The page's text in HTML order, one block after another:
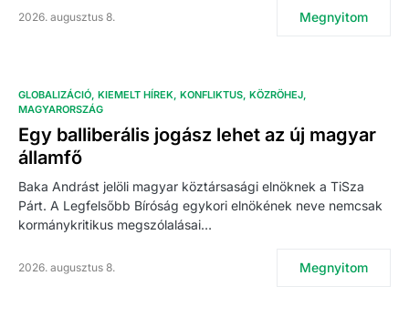
2026. augusztus 8. Megnyitom
GLOBALIZÁCIÓ KIEMELT HÍREK KONFLIKTUS KÖZRÖHEJ
MAGYARORSZÁG
Egy balliberális jogász lehet az új magyar
államfő
Baka Andrást jelöli magyar köztársasági elnöknek a TiSza
Párt. A Legfelsőbb Bíróság egykori elnökének neve nemcsak
kormánykritikus megszólalásai…
2026. augusztus 8. Megnyitom